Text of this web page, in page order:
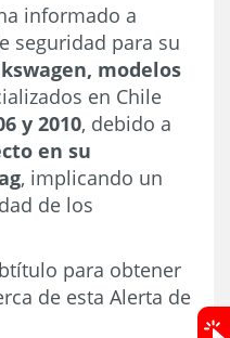
informado a
seguridad para su
modelos
en Chile
y 2010, debido a
en su
, implicando un
de los
para obtener
de esta Alerta de